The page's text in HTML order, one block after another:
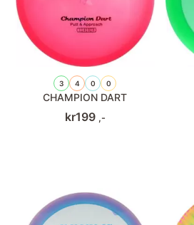
3 4 0 0
CHAMPION DART
kr199 ,-